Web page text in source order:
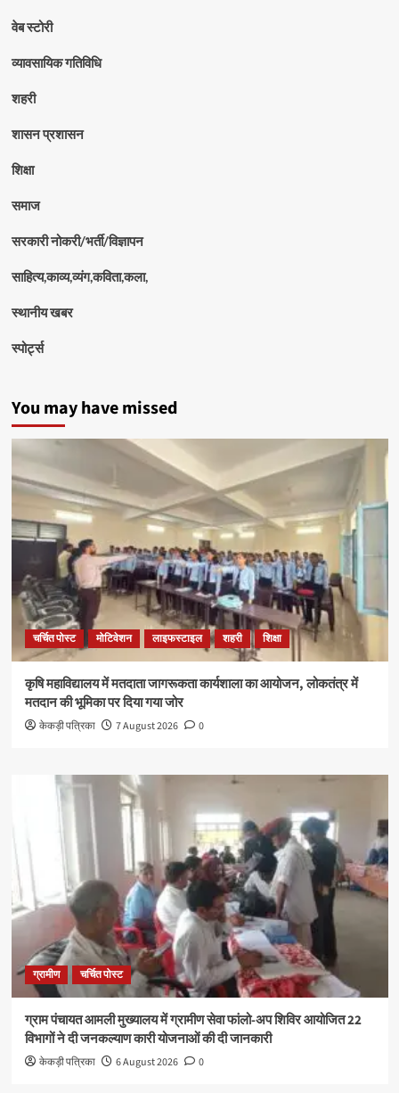
वेब स्टोरी
व्यावसायिक गतिविधि
शहरी
शासन प्रशासन
शिक्षा
समाज
सरकारी नोकरी/भर्ती/विज्ञापन
साहित्य,काव्य,व्यंग,कविता,कला,
स्थानीय खबर
स्पोर्ट्स
You may have missed
चर्चित पोस्ट मोटिवेशन लाइफस्टाइल शहरी शिक्षा
कृषि महाविद्यालय में मतदाता जागरूकता कार्यशाला का आयोजन, लोकतंत्र में
मतदान की भूमिका पर दिया गया जोर
केकड़ी पत्रिका 7 August 2026 0
ग्रामीण चर्चित पोस्ट
ग्राम पंचायत आमली मुख्यालय में ग्रामीण सेवा फांलो-अप शिविर आयोजित 22
विभागों ने दी जनकल्याण कारी योजनाओं की दी जानकारी
केकड़ी पत्रिका 6 August 2026 0